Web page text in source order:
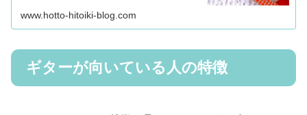
みたい方は、ぜひ参考にしてみてくださいね。
www.hotto-hitoiki-blog.com
ギターが向いている人の特徴